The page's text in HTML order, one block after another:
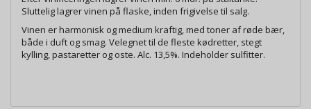
Sluttelig lagrer vinen på flaske, inden frigivelse til salg.
Vinen er harmonisk og medium kraftig, med toner af røde bær,
både i duft og smag. Velegnet til de fleste kødretter, stegt
kylling, pastaretter og oste. Alc. 13,5%. Indeholder sulfitter.